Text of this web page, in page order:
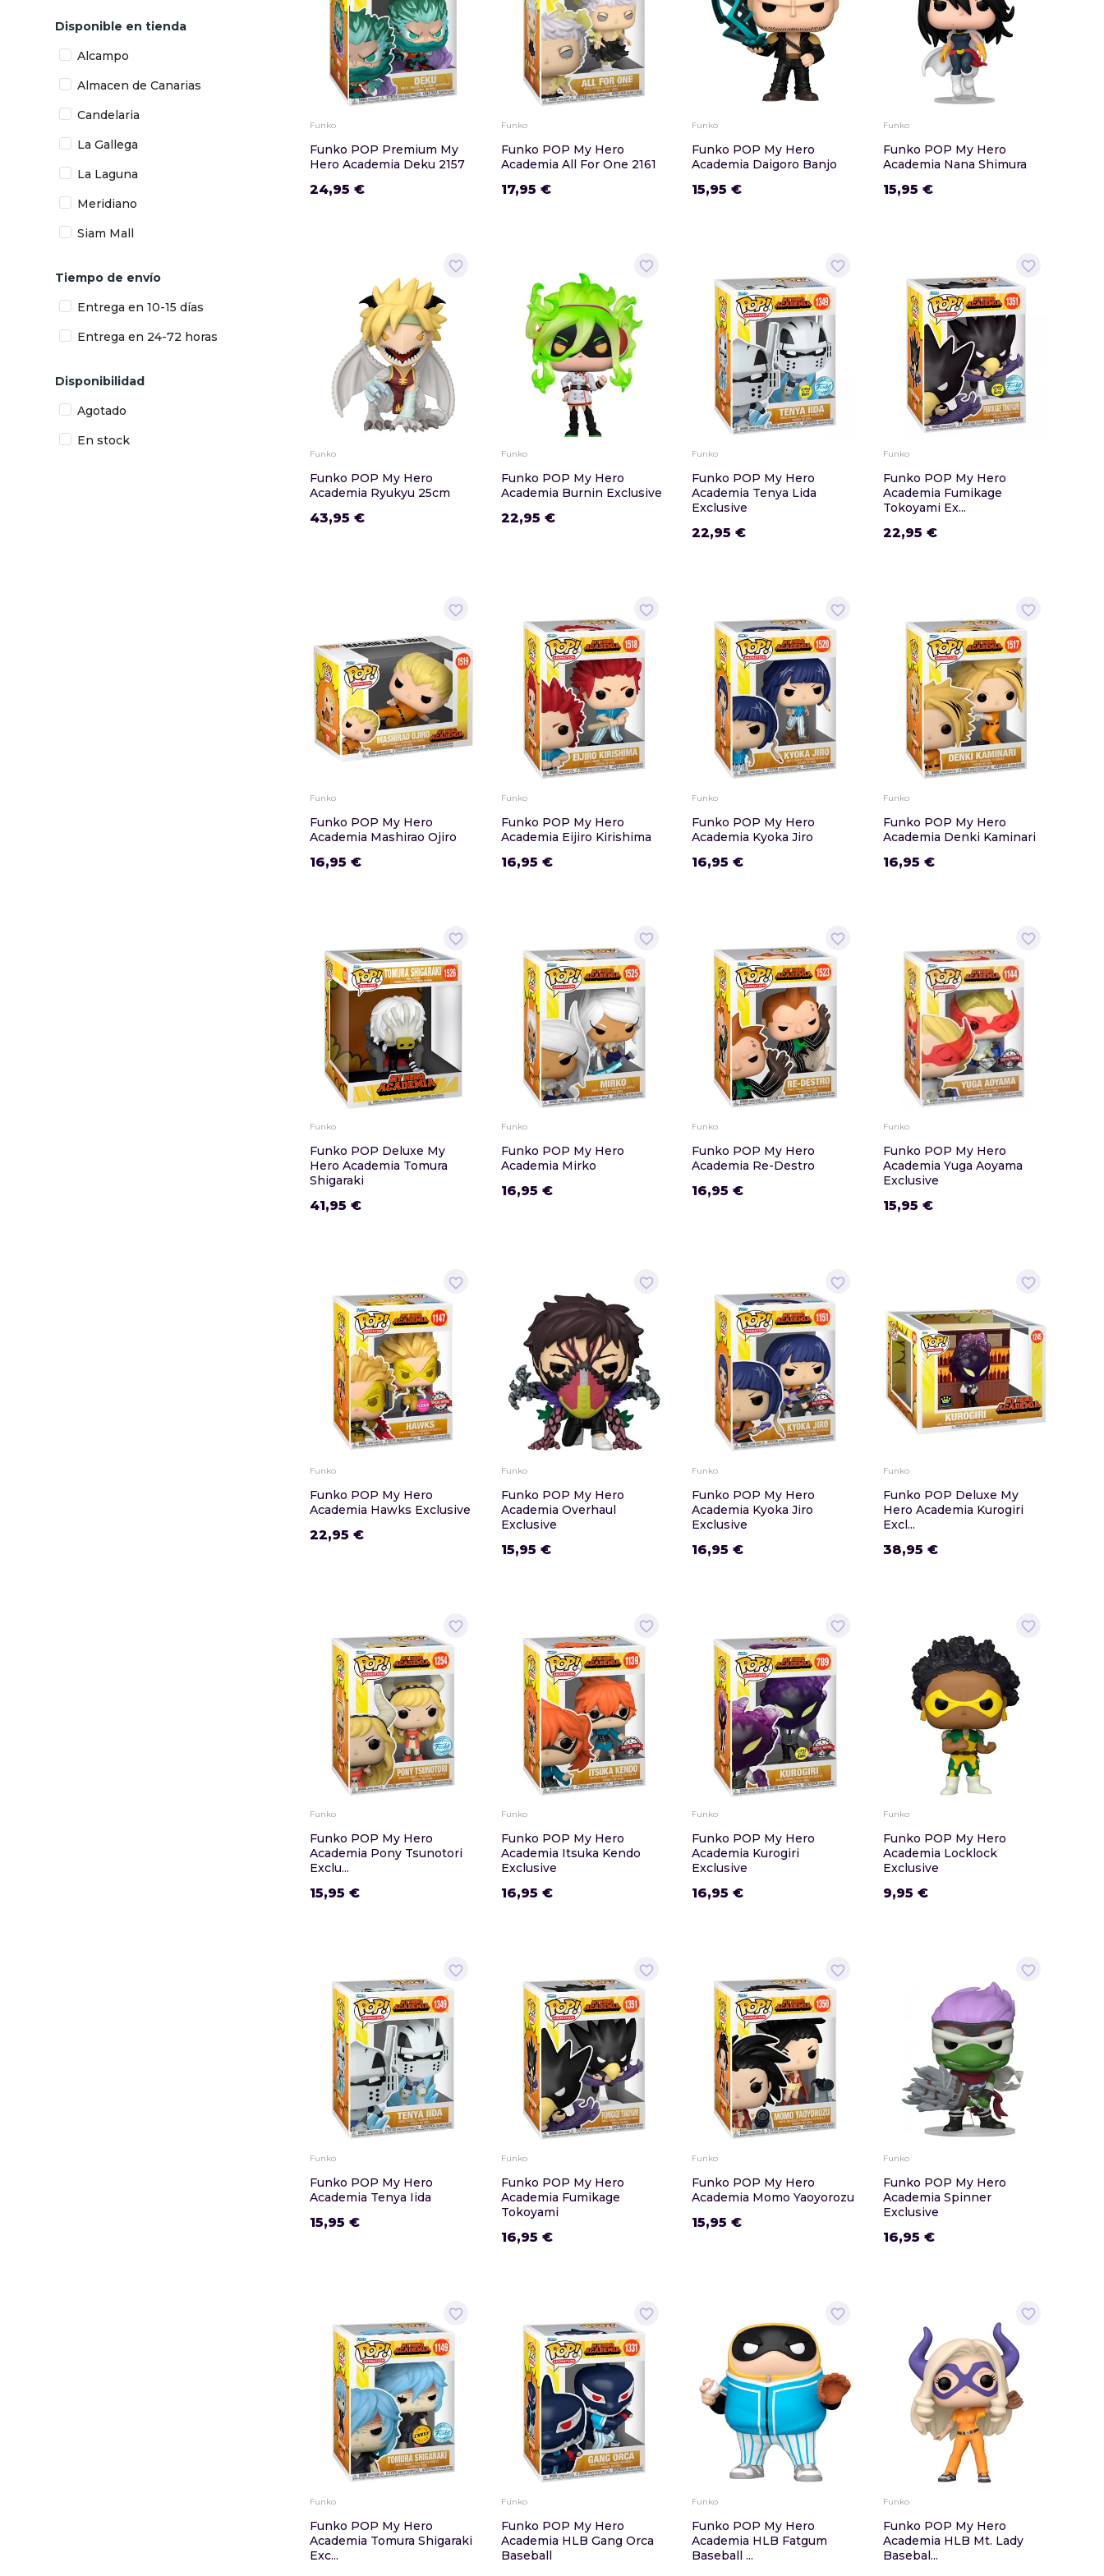
Disponible en tienda
Alcampo
Almacen de Canarias
Candelaria
La Gallega
La Laguna
Meridiano
Siam Mall
Tiempo de envío
Entrega en 10-15 días
Entrega en 24-72 horas
Disponibilidad
Agotado
En stock
Funko
Funko POP Premium My
Hero Academia Deku 2157
24,95 €
Funko
Funko POP My Hero
Academia All For One 2161
17,95 €
Funko
Funko POP My Hero
Academia Daigoro Banjo
15,95 €
Funko
Funko POP My Hero
Academia Nana Shimura
15,95 €
favorite_border
Funko
Funko POP My Hero
Academia Ryukyu 25cm
43,95 €
favorite_border
Funko
Funko POP My Hero
Academia Burnin Exclusive
22,95 €
favorite_border
Funko
Funko POP My Hero
Academia Tenya Lida
Exclusive
22,95 €
favorite_border
Funko
Funko POP My Hero
Academia Fumikage
Tokoyami Ex...
22,95 €
favorite_border
Funko
Funko POP My Hero
Academia Mashirao Ojiro
16,95 €
favorite_border
Funko
Funko POP My Hero
Academia Eijiro Kirishima
16,95 €
favorite_border
Funko
Funko POP My Hero
Academia Kyoka Jiro
16,95 €
favorite_border
Funko
Funko POP My Hero
Academia Denki Kaminari
16,95 €
favorite_border
Funko
Funko POP Deluxe My
Hero Academia Tomura
Shigaraki
41,95 €
favorite_border
Funko
Funko POP My Hero
Academia Mirko
16,95 €
favorite_border
Funko
Funko POP My Hero
Academia Re-Destro
16,95 €
favorite_border
Funko
Funko POP My Hero
Academia Yuga Aoyama
Exclusive
15,95 €
favorite_border
Funko
Funko POP My Hero
Academia Hawks Exclusive
22,95 €
favorite_border
Funko
Funko POP My Hero
Academia Overhaul
Exclusive
15,95 €
favorite_border
Funko
Funko POP My Hero
Academia Kyoka Jiro
Exclusive
16,95 €
favorite_border
Funko
Funko POP Deluxe My
Hero Academia Kurogiri
Excl...
38,95 €
favorite_border
Funko
Funko POP My Hero
Academia Pony Tsunotori
Exclu...
15,95 €
favorite_border
Funko
Funko POP My Hero
Academia Itsuka Kendo
Exclusive
16,95 €
favorite_border
Funko
Funko POP My Hero
Academia Kurogiri
Exclusive
16,95 €
favorite_border
Funko
Funko POP My Hero
Academia Locklock
Exclusive
9,95 €
favorite_border
Funko
Funko POP My Hero
Academia Tenya Iida
15,95 €
favorite_border
Funko
Funko POP My Hero
Academia Fumikage
Tokoyami
16,95 €
favorite_border
Funko
Funko POP My Hero
Academia Momo Yaoyorozu
15,95 €
favorite_border
Funko
Funko POP My Hero
Academia Spinner
Exclusive
16,95 €
favorite_border
Funko
Funko POP My Hero
Academia Tomura Shigaraki
Exc...
favorite_border
Funko
Funko POP My Hero
Academia HLB Gang Orca
Baseball
favorite_border
Funko
Funko POP My Hero
Academia HLB Fatgum
Baseball ...
favorite_border
Funko
Funko POP My Hero
Academia HLB Mt. Lady
Basebal...